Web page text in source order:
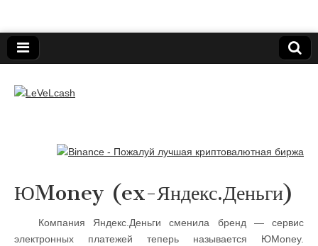
LeVeLcash
ЮMoney (ex-Яндекс.Деньги)
Компания Яндекс.Деньги сменила бренд — сервис
электронных платежей теперь называется ЮMoney.